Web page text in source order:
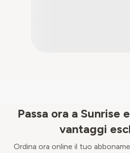
Passa ora a Sunrise
vantaggi
Ordina ora online il tuo